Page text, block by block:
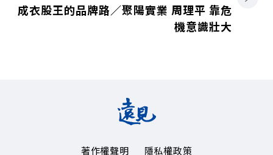
成衣股王的品牌路∕聚陽實業 周理平 靠危
機意識壯大
著作權聲明 隱私權政策